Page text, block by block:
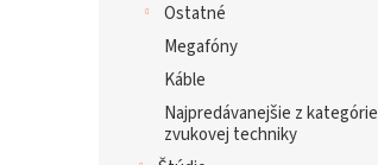
Ostatné
Megafóny
Káble
Najpredávanejšie z kategórie
zvukovej techniky